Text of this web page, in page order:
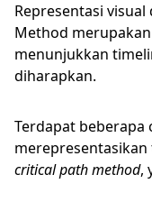
Representasi
Method
menunjukkan
diharapkan.
Terdapat
critical path method,